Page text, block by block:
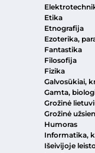
Etika
Etnografija
Ezoterika,
Fantastika
Filosofija
Fizika
Galvosūkiai,
Gamta,
Grožinė
Grožinė
Humoras
Informatika,
Išeivijoje